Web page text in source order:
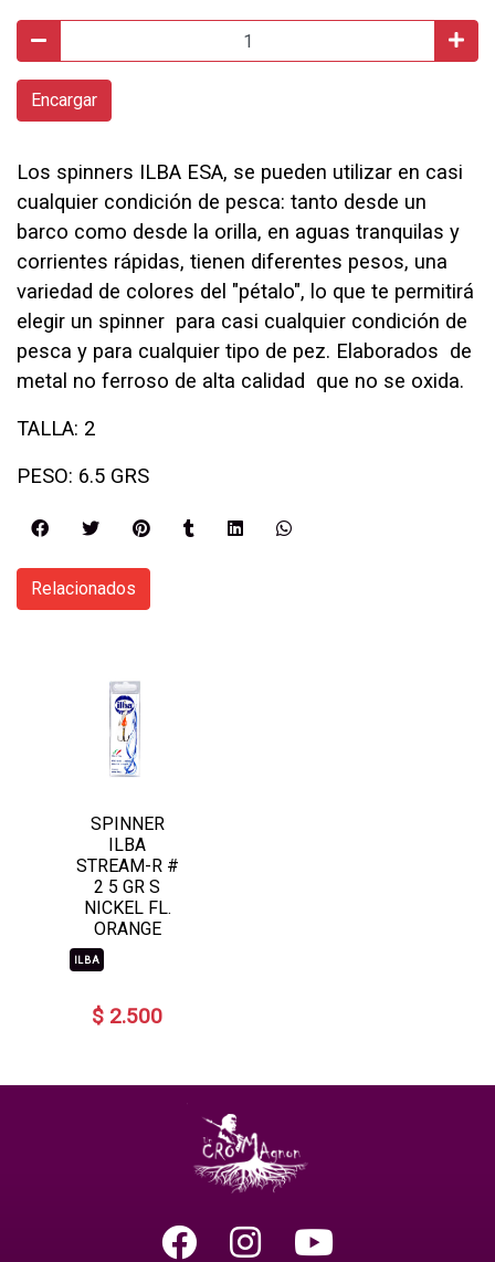
Encargar
Los spinners ILBA ESA, se pueden utilizar en casi
cualquier condición de pesca: tanto desde un
barco como desde la orilla, en aguas tranquilas y
corrientes rápidas, tienen diferentes pesos, una
variedad de colores del "pétalo", lo que te permitirá
elegir un spinner para casi cualquier condición de
pesca y para cualquier tipo de pez. Elaborados de
metal no ferroso de alta calidad que no se oxida.
TALLA: 2
PESO: 6.5 GRS
SPINNER
ILBA
STREAM-R #
2 5 GR S
NICKEL FL.
ORANGE
ILBA
$ 2.500
Relacionados